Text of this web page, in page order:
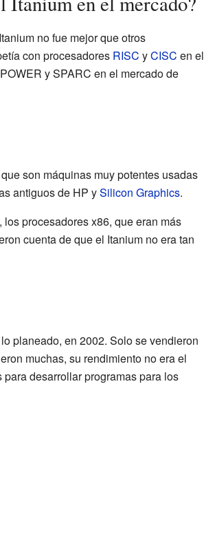
no fue mejor que otros
con procesadores RISC yCISC en el
y SPARC en el mercado de
son máquinas muy potentes usadas
antiguos de HP ySilicon Graphics.
procesadores x86, que eran más
cuenta de que el Itanium no era tan
planeado, en 2002. Solo se vendieron
muchas, su rendimiento no era el
desarrollar programas para los